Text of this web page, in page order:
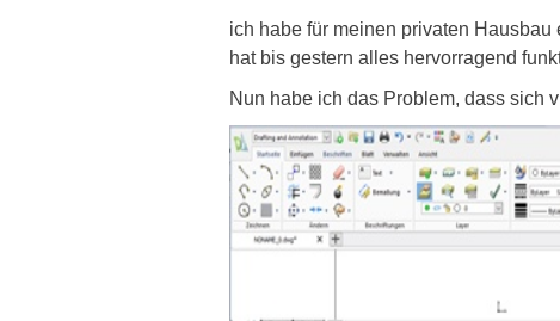
ich habe für meinen privaten
hat bis gestern alles hervorragend
Nun habe ich das Problem, dass sich